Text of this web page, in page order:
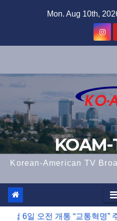
Mon. Aug 10th,
Korean-American TV
“교통혁명” 주민들 환호